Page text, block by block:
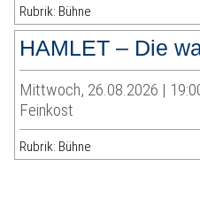
Rubrik: Bühne
HAMLET – Die
Mittwoch, 26.08.2026 |
Feinkost
Rubrik: Bühne